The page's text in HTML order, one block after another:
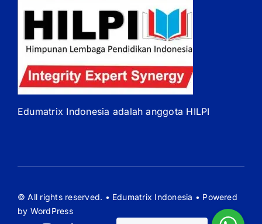
Edumatrix Indonesia adalah anggota HILPI
© All rights reserved. • Edumatrix Indonesia • Powered
by WordPress